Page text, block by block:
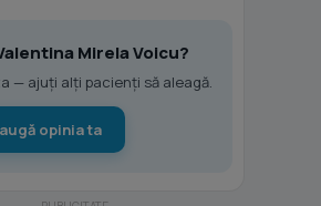
Mirela Voicu?
— ajuți alți pacienți să aleagă.
opinia ta